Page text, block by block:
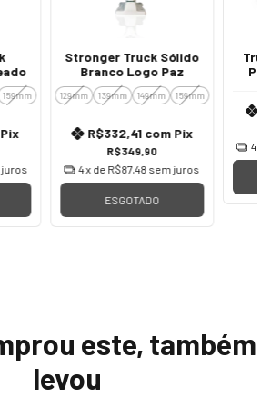
159mm
Pix
juros
Stronger Truck Sólido
Branco Logo Paz
129mm 139mm 149mm 159mm
R$349,90
R$332,41 com Pix
4x de R$87,48 sem juros
ESGOTADO
4
este, também
levou